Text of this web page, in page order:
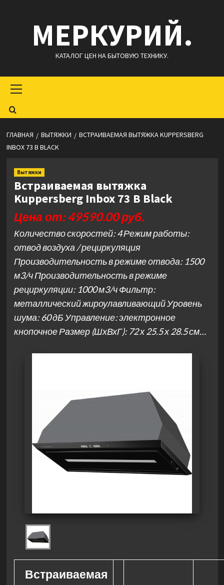
содержимомуМЕРКУРИЙ.
КАТАЛОГ ЦЕН НА БЫТОВУЮ ТЕХНИКУ.
меню
ГЛАВНАЯ ВЫТЯЖКИ
ВСТРАИВАЕМАЯ ВЫТЯЖКА KUPPERSBERG
INBOX 73 B BLACK
Вытяжки
Встраиваемая вытяжка
Kuppersberg Inbox 73 B Black
Цена от: 49590.00 руб.
Количество скоростей: 4 Режим работы:
отвод воздуха / рециркуляция
Производительность в режиме отвода: 1500
м3/ч Производительность в режиме
рециркуляции: 1000 м3/ч Фильтр:
металлический жироулавливающий Уровень
шума: 60 дБ Управление: электронное
кнопочное Размер (ШхВхГ): 72 х 25.5 х 28.5 см…
Встраиваемая